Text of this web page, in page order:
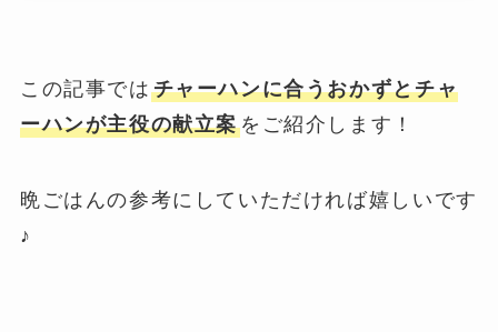
この記事では チャーハンに合うおかずとチャ
ーハンが主役の献立案をご紹介します！
晩ごはんの参考にしていただければ嬉しいです
♪